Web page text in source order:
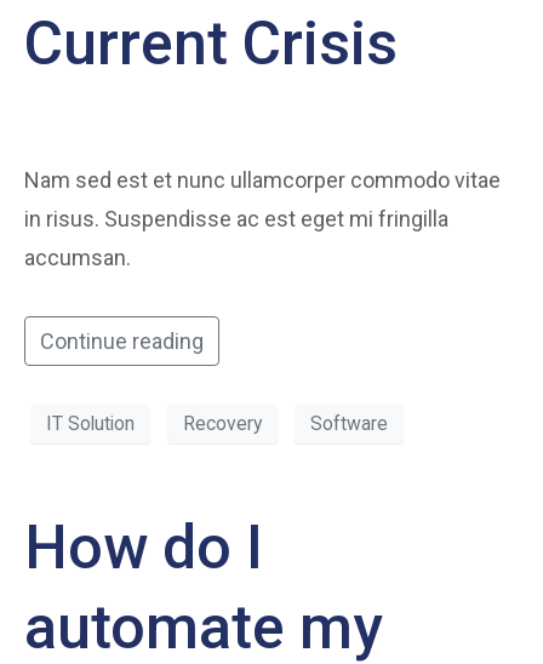
Current Crisis
Nam sed est et nunc ullamcorper commodo vitae
in risus. Suspendisse ac est eget mi fringilla
accumsan.
Continue reading
IT Solution Recovery Software
How do I
automate my